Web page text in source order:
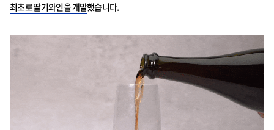
최초로 딸기와인을 개발했습니다.